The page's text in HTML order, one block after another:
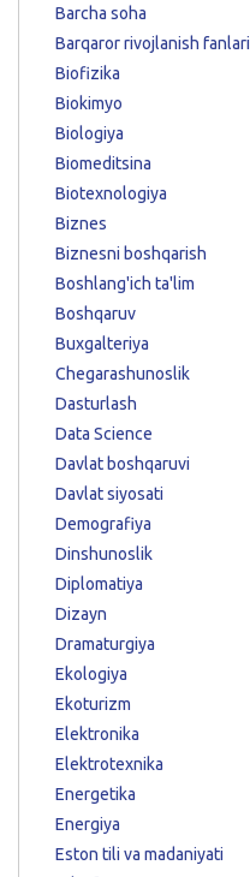
Barcha soha
Barqaror rivojlanish fanlari
Biofizika
Biokimyo
Biologiya
Biomeditsina
Biotexnologiya
Biznes
Biznesni boshqarish
Boshlang'ich ta'lim
Boshqaruv
Buxgalteriya
Chegarashunoslik
Dasturlash
Data Science
Davlat boshqaruvi
Davlat siyosati
Demografiya
Dinshunoslik
Diplomatiya
Dizayn
Dramaturgiya
Ekologiya
Ekoturizm
Elektronika
Elektrotexnika
Energetika
Energiya
Eston tili va madaniyati